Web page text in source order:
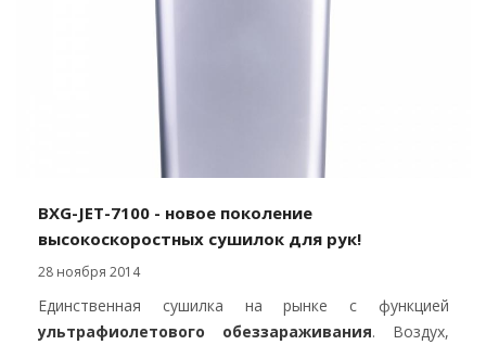
BXG-JET-7100 - новое поколение
высокоскоростных сушилок для рук!
28 ноября 2014
Единственная сушилка на рынке с функцией
ультрафиолетового обеззараживания. Воздух,